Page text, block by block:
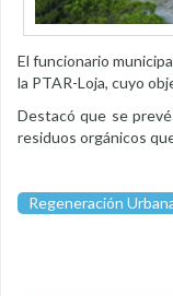
El funcionario
la PTAR-Loja, cuyo
Destacó que se
residuos orgánicos
Regeneración